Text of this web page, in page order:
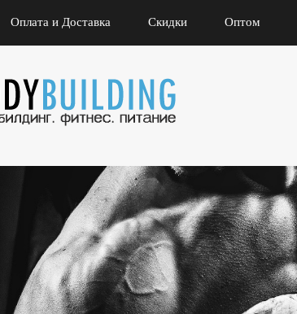
Оплата и Доставка Скидки Оптом